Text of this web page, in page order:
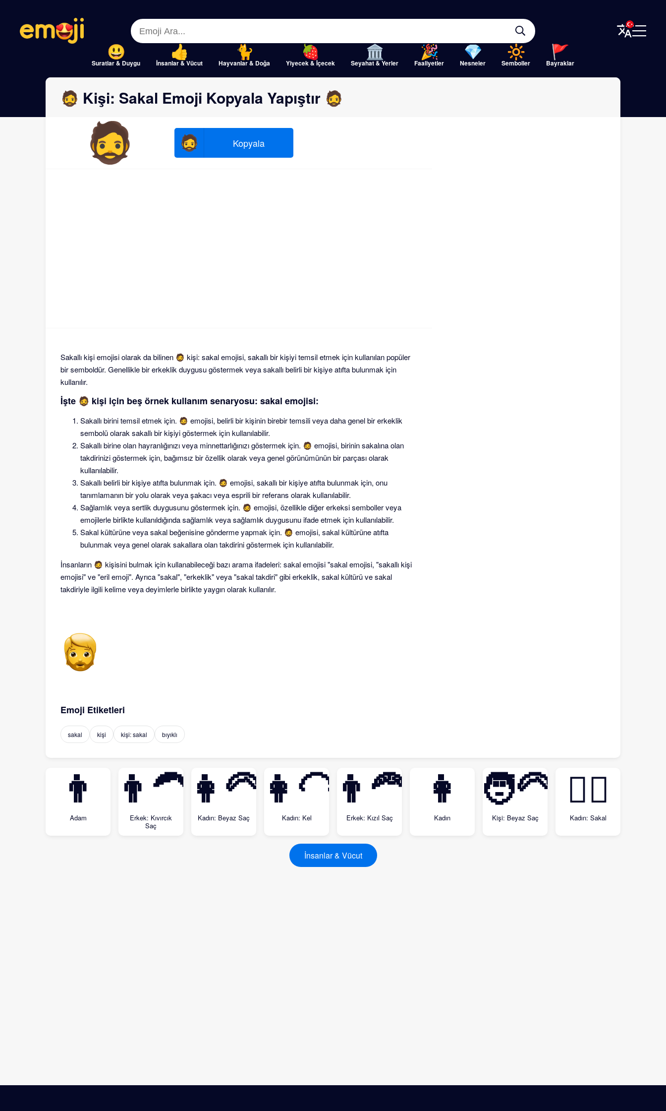
Suratlar & Duygu İnsanlar & Vücut Hayvanlar & Doğa Yiyecek & İçecek Seyahat & Yerler Faaliyetler Nesneler Semboller Bayraklar
Close
Close
🧔 Kişi: Sakal Emoji Kopyala Yapıştır 🧔
🧔 🧔 Kopyala
Sakallı kişi emojisi olarak da bilinen 🧔 kişi: sakal emojisi, sakallı bir kişiyi temsil etmek için kullanılan popüler
bir semboldür. Genellikle bir erkeklik duygusu göstermek veya sakallı belirli bir kişiye atıfta bulunmak için
kullanılır.
İşte 🧔 kişi için beş örnek kullanım senaryosu: sakal emojisi:
Sakallı birini temsil etmek için. 🧔 emojisi, belirli bir kişinin birebir temsili veya daha genel bir erkeklik
sembolü olarak sakallı bir kişiyi göstermek için kullanılabilir.
Sakallı birine olan hayranlığınızı veya minnettarlığınızı göstermek için. 🧔 emojisi, birinin sakalına olan
takdirinizi göstermek için, bağımsız bir özellik olarak veya genel görünümünün bir parçası olarak
kullanılabilir.
Sakallı belirli bir kişiye atıfta bulunmak için. 🧔 emojisi, sakallı bir kişiye atıfta bulunmak için, onu
tanımlamanın bir yolu olarak veya şakacı veya esprili bir referans olarak kullanılabilir.
Sağlamlık veya sertlik duygusunu göstermek için. 🧔 emojisi, özellikle diğer erkeksi semboller veya
emojilerle birlikte kullanıldığında sağlamlık veya sağlamlık duygusunu ifade etmek için kullanılabilir.
Sakal kültürüne veya sakal beğenisine gönderme yapmak için. 🧔 emojisi, sakal kültürüne atıfta
bulunmak veya genel olarak sakallara olan takdirini göstermek için kullanılabilir.
İnsanların 🧔 kişisini bulmak için kullanabileceği bazı arama ifadeleri: sakal emojisi "sakal emojisi, "sakallı kişi
emojisi" ve "eril emoji". Ayrıca "sakal", "erkeklik" veya "sakal takdiri" gibi erkeklik, sakal kültürü ve sakal
takdiriyle ilgili kelime veya deyimlerle birlikte yaygın olarak kullanılır.
Emoji Etiketleri
sakal kişi kişi: sakal bıyıklı
👨
Adam
👨‍🦱
Erkek: Kıvırcık
Saç
👩‍🦳
Kadın: Beyaz Saç
👩‍🦲
Kadın: Kel
👨‍🦰
Erkek: Kızıl Saç
👩
Kadın
🧑‍🦳
Kişi: Beyaz Saç
🧔‍♀️
Kadın: Sakal
İnsanlar & Vücut